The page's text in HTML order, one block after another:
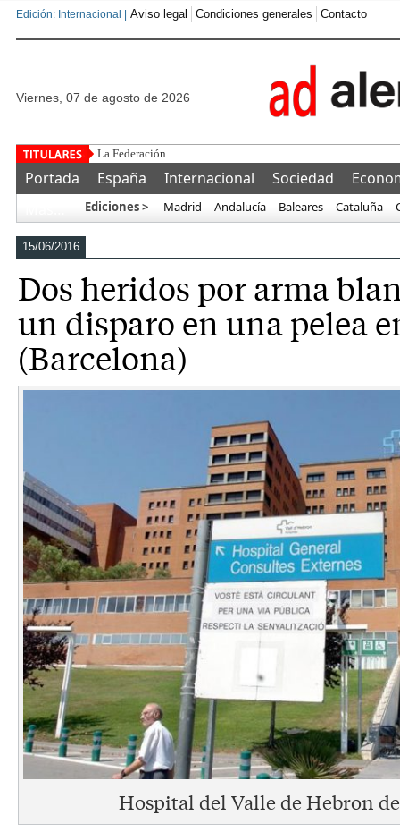
Edición: Internacional | Aviso legal Condiciones generales Contacto
viernes, 07 de agosto de 2026
La Federación y la UEFA proponen a F
Portada España Internacional Sociedad
Ediciones > Madrid Andalucía Baleares Cataluña
15/06/2016
Dos heridos por arma
un disparo en una pelea
(Barcelona)
Hospital del Valle de Hebron